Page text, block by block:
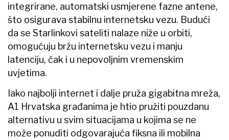
integrirane, automatski usmjerene fazne antene,
što osigurava stabilnu internetsku vezu. Budući
da se Starlinkovi sateliti nalaze niže u orbiti,
omogućuju bržu internetsku vezu i manju
latenciju, čak i u nepovoljnim vremenskim
uvjetima.
Iako najbolji internet i dalje pruža gigabitna mreža,
A1 Hrvatska građanima je htio pružiti pouzdanu
alternativu u svim situacijama u kojima se ne
može ponuditi odgovarajuća fiksna ili mobilna